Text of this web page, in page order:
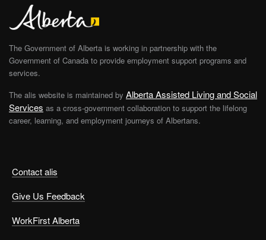
Contact alis
Give Us Feedback
WorkFirst Alberta
The Government of Alberta is working in partnership with the
Government of Canada to provide employment support programs and
services.
The alis website is maintained by Alberta Assisted Living and Social
Services as a cross-government collaboration to support the lifelong
career, learning, and employment journeys of Albertans.